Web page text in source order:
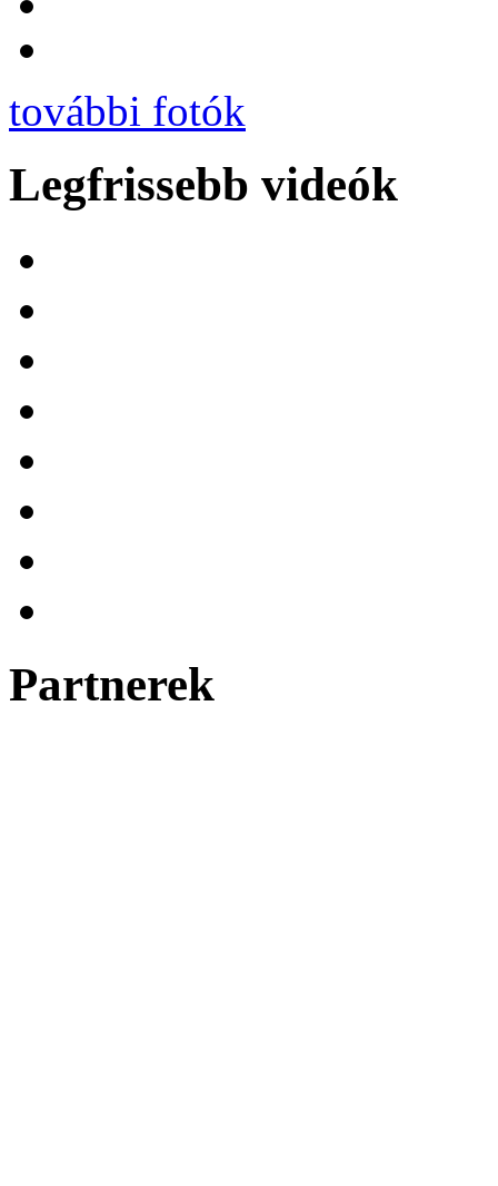
további fotók
Legfrissebb videók
Partnerek